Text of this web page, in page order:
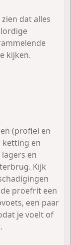
dat alles
kijken.
(profiel en
ketting en
en
Kijk
proefrit een
een paar
je voelt of